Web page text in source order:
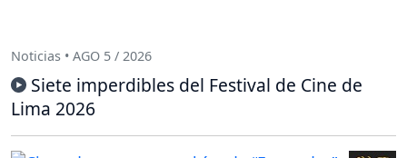
Noticias • AGO 5 / 2026
Siete imperdibles del Festival de Cine de
Lima 2026